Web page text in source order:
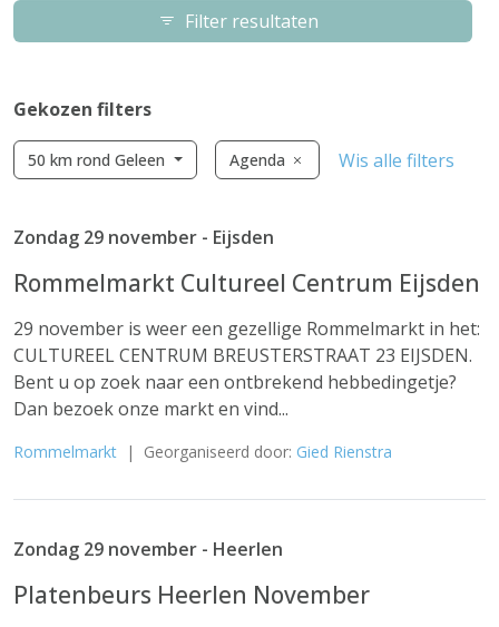
Filter resultaten
Gekozen filters
50 km rond Geleen Agenda Wis alle filters
Zondag 29 november - Eijsden
Rommelmarkt Cultureel Centrum Eijsden
29 november is weer een gezellige Rommelmarkt in het:
CULTUREEL CENTRUM BREUSTERSTRAAT 23 EIJSDEN.
Bent u op zoek naar een ontbrekend hebbedingetje?
Dan bezoek onze markt en vind...
Rommelmarkt | Georganiseerd door: Gied Rienstra
Zondag 29 november - Heerlen
Platenbeurs Heerlen November